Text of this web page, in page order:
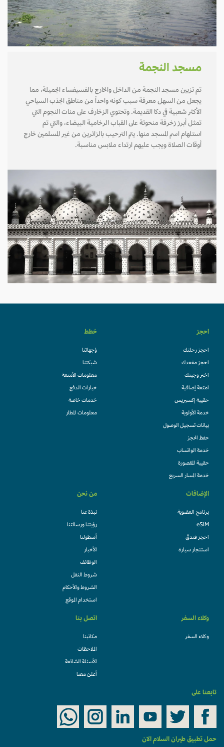
مسجد النجمة
تم تزيين مسجد النجمة من الداخل والخارج بالفسيفساء الجميلة، مما
يجعل من السهل معرفة سبب كونه واحداً من مناطق الجذب السياحي
الأكثر شعبية في دكا القديمة. وتحتوي الزخارف على مئات النجوم التي
تمثل أبرز زخرفة منحوتة على القباب الرخامية البيضاء، والتي تم
استلهام اسم المسجد منها. يتم الترحيب بالزائرين من غير المسلمين خارج
أوقات الصلاة ويجب عليهم ارتداء ملابس مناسبة.
احجز
احجز رحلتك
احجز مقعدك
اختر وجبتك
امتعة إضافية
حقيبة إكسبريس
خدمة الأولوية
بيانات تسجيل الوصول
حفظ الحجز
خدمة الواتساب
حقيبة المقصورة
خدمة المسار السريع
خطط
وُجهاتنا
شبكتنا
معلومات الأمتعة
خيارات الدفع
خدمات خاصة
معلومات المطار
الإضافات
برنامج العضوية
eSIM
احجز فندقً
استئجار سيارة
من نحن
نبذة عنا
رؤيتنا ورسالتنا
أسطولنا
الأخبار
الوظائف
شروط النقل
الشروط والأحكام
استخدام الموقع
وكلاء السفر
وكلاء السفر
اتصل بنا
مكاتبنا
الملاحظات
الأسئلة الشائعة
أعلن معنا
تابعنا على
حمل تطبيق طيران السلام الان